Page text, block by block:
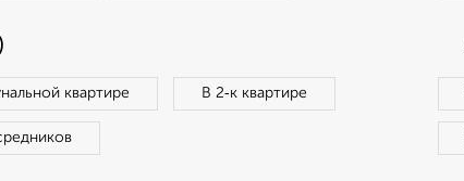
квартире В 2‑к квартире